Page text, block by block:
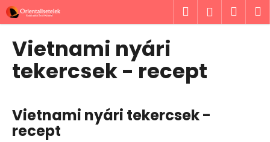
Ugrás
fő
tartalomhoz
Keresés
Vietnami nyári
tekercsek - recept
Vietnami nyári tekercsek -
recept
K
o
M
i
k
e